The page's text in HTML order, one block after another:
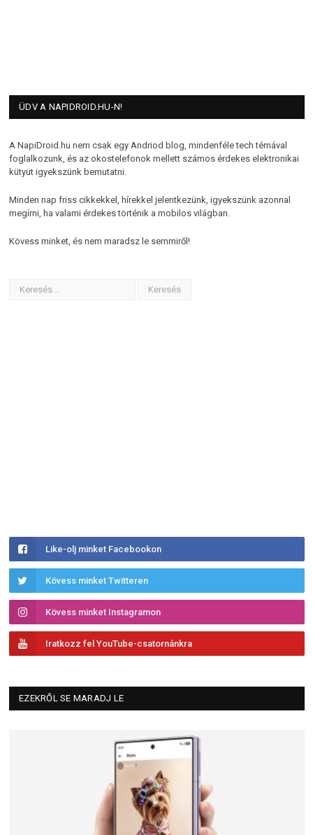
ÜDV A NAPIDROID.HU-N!
A NapiDroid.hu nem csak egy Andriod blog, mindenféle tech témával
foglalkozunk, és az okostelefonok mellett számos érdekes elektronikai
kütyüt igyekszünk bemutatni.
Minden nap friss cikkekkel, hírekkel jelentkezünk, igyekszünk azonnal
megírni, ha valami érdekes történik a mobilos világban.
Kövess minket, és nem maradsz le semmiről!
Like-olj minket Facebookon
Kövess minket Twitteren
Kövess minket Instagramon
Iratkozz fel YouTube-csatornánkra
EZEKRŐL SE MARADJ LE